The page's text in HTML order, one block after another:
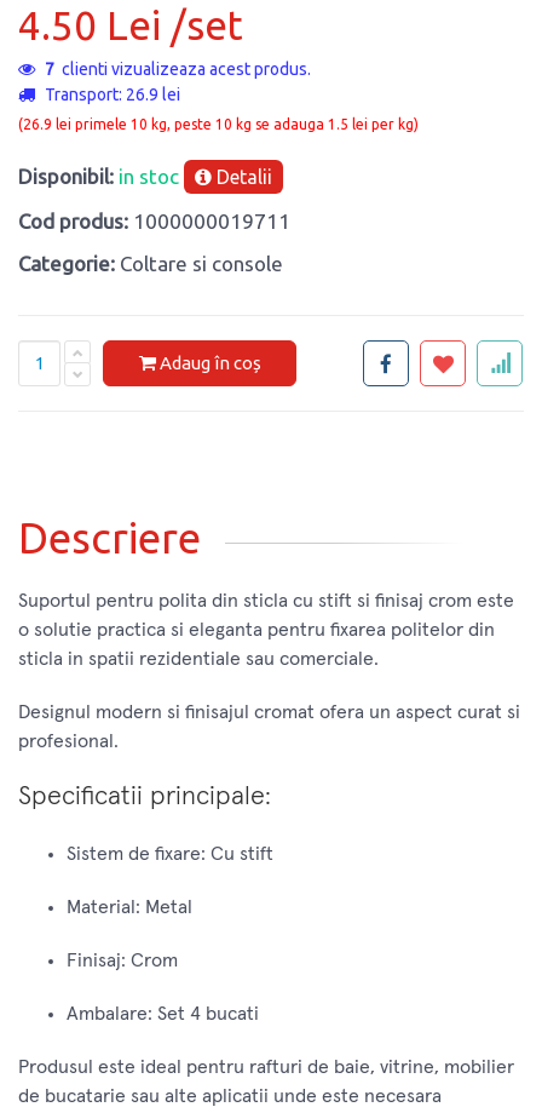
4.50 Lei /set
7 clienti vizualizeaza acest produs.
Transport: 26.9 lei
(26.9 lei primele 10 kg, peste 10 kg se adauga 1.5 lei per kg)
Disponibil: in stoc Detalii
Cod produs: 1000000019711
Categorie: Coltare si console
Adaug în coș
Descriere
Suportul pentru polita din sticla cu stift si finisaj crom este
o solutie practica si eleganta pentru fixarea politelor din
sticla in spatii rezidentiale sau comerciale.
Designul modern si finisajul cromat ofera un aspect curat si
profesional.
Specificatii principale:
Sistem de fixare: Cu stift
Material: Metal
Finisaj: Crom
Ambalare: Set 4 bucati
Produsul este ideal pentru rafturi de baie, vitrine, mobilier
de bucatarie sau alte aplicatii unde este necesara